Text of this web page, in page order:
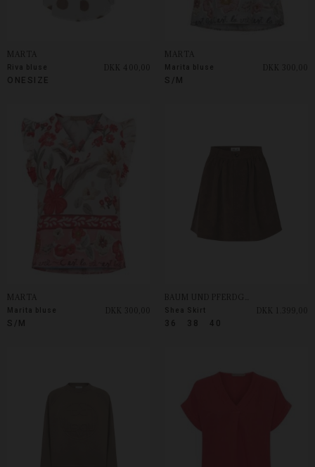
ONESIZE
MARTA
Riva bluse
DKK 400,00
S/M
MARTA
Marita bluse DKK 300,00
S/M
MARTA
Marita bluse
DKK 300,00
36
38 40
Shea Skirt DKK 1.399,00